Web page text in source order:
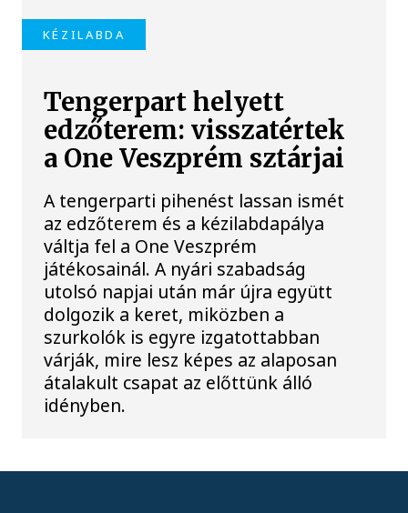
KÉZILABDA
Tengerpart helyett
edzőterem: visszatértek
a One Veszprém sztárjai
A tengerparti pihenést lassan ismét
az edzőterem és a kézilabdapálya
váltja fel a One Veszprém
játékosainál. A nyári szabadság
utolsó napjai után már újra együtt
dolgozik a keret, miközben a
szurkolók is egyre izgatottabban
várják, mire lesz képes az alaposan
átalakult csapat az előttünk álló
idényben.